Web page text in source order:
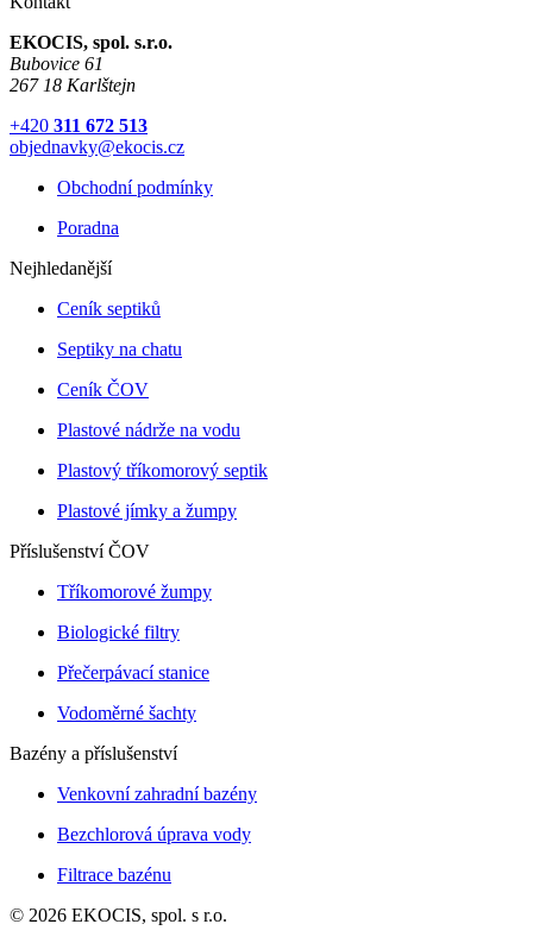
EKOCIS, spol. s.r.o.
Bubovice 61
267 18 Karlštejn
+420 311 672 513
objednavky@ekocis.cz
Obchodní podmínky
Poradna
Nejhledanější
Ceník septiků
Septiky na chatu
Ceník ČOV
Plastové nádrže na vodu
Plastový tříkomorový septik
Plastové jímky a žumpy
Příslušenství ČOV
Tříkomorové žumpy
Biologické filtry
Přečerpávací stanice
Vodoměrné šachty
Bazény a příslušenství
Venkovní zahradní bazény
Bezchlorová úprava vody
Filtrace bazénu
© 2026 EKOCIS, spol. s r.o.